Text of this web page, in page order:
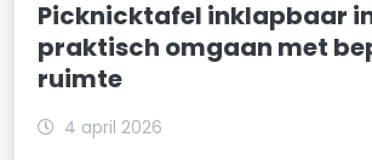
Picknicktafel inklapbaar
praktisch omgaan met
ruimte
4 april 2026